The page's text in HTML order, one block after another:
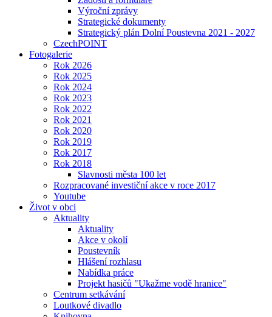
Výroční zprávy
Strategické dokumenty
Strategický plán Dolní Poustevna 2021 - 2027
CzechPOINT
Fotogalerie
Rok 2026
Rok 2025
Rok 2024
Rok 2023
Rok 2022
Rok 2021
Rok 2020
Rok 2019
Rok 2017
Rok 2018
Slavnosti města 100 let
Rozpracované investiční akce v roce 2017
Youtube
Život v obci
Aktuality
Aktuality
Akce v okolí
Poustevník
Hlášení rozhlasu
Nabídka práce
Projekt hasičů "Ukažme vodě hranice"
Centrum setkávání
Loutkové divadlo